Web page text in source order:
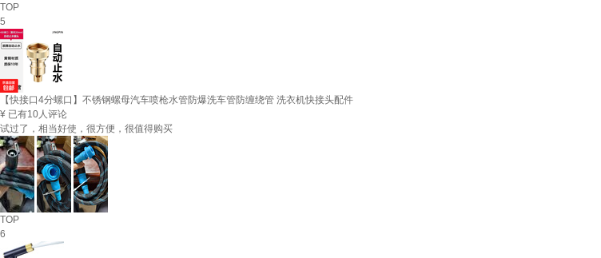
TOP
5
【快接口4分螺口】不锈钢螺母汽车喷枪水管防爆洗车管防缠绕管 洗衣机快接头配件
¥ 已有10人评论
试过了，相当好使，很方便，很值得购买
TOP
6